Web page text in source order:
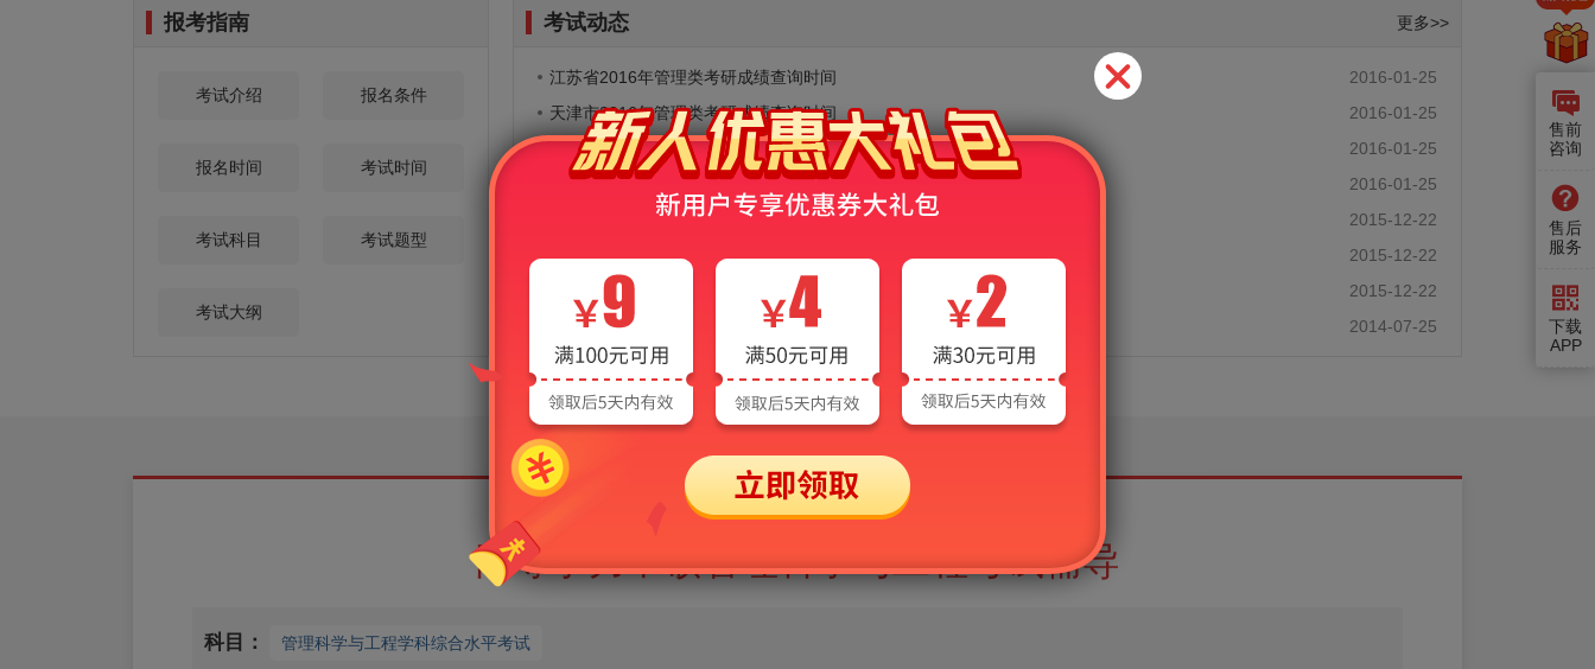
报考指南
考试介绍 报名条件
报名时间 考试时间
考试科目 考试题型
考试大纲
考试动态 更多>>
江苏省2016年管理类考研成绩查询时间
2016-01-25
天津市2016年管理类考研成绩查询时间
2016-01-25
上海市2016年管理类考研成绩查询时间
2016-01-25
北京市2016年管理类考研成绩查询时间
2016-01-25
2016年考研必做练习题汇总（土地管理）
2015-12-22
2016年考研必做练习题汇总（行政管理）
2015-12-22
2016年考研必做练习题汇总（管理学）
2015-12-22
2014年同等学力管理科学与工程考试成绩查询入口
2014-07-25
同等学力申硕管理科学与工程考试辅导
科目： 管理科学与工程学科综合水平考试
售前
咨询
售后
服务
下载
APP